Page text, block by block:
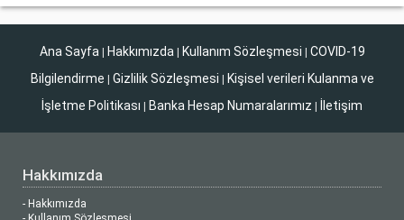
Ana Sayfa | Hakkımızda | Kullanım Sözleşmesi | COVID-19
Bilgilendirme | Gizlilik Sözleşmesi | Kişisel verileri Kulanma ve
İşletme Politikası | Banka Hesap Numaralarımız | İletişim
Hakkımızda
- Hakkımızda